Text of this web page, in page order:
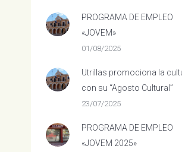
PROGRAMA DE EMPLEO
«JOVEM»
01/08/2025
Utrillas promociona la
con su “Agosto Cultural”
23/07/2025
PROGRAMA DE EMPLEO
«JOVEM 2025»